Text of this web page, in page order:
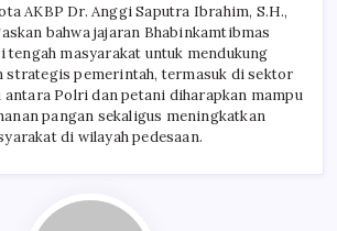
AKBP Dr. Anggi Saputra Ibrahim, S.H.,
bahwa jajaran Bhabinkamtibmas
tengah masyarakat untuk mendukung
strategis pemerintah, termasuk di sektor
Polri dan petani diharapkan mampu
pangan sekaligus meningkatkan
di wilayah pedesaan.